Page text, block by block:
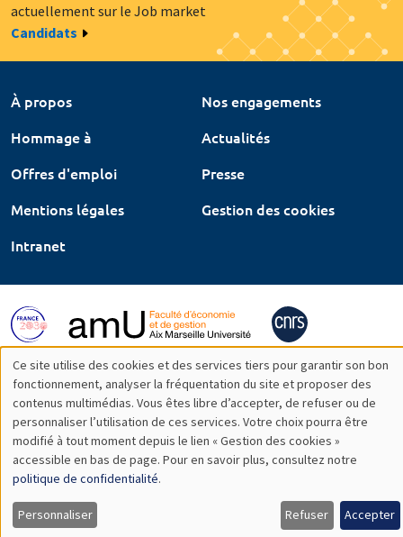
actuellement sur le Job market
Candidats
À propos
Nos engagements
Hommage à
Actualités
Offres d'emploi
Presse
Mentions légales
Gestion des cookies
Intranet
Utilisation
des
données
personnelles
et
Ce site utilise des cookies et des services tiers pour garantir son bon
fonctionnement, analyser la fréquentation du site et proposer des
contenus multimédias. Vous êtes libre d’accepter, de refuser ou de
personnaliser l’utilisation de ces services. Votre choix pourra être
modifié à tout moment depuis le lien « Gestion des cookies »
accessible en bas de page. Pour en savoir plus, consultez notre
politique de confidentialité.
Personnaliser Refuser Accepter